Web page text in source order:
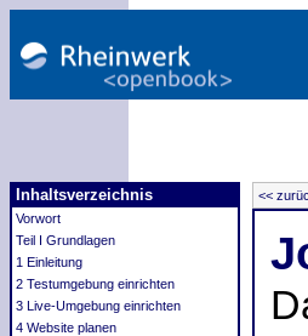
Inhaltsverzeichnis
Vorwort
Teil I Grundlagen
1 Einleitung
2 Testumgebung einrichten
3 Live-Umgebung einrichten
4 Website planen
<<